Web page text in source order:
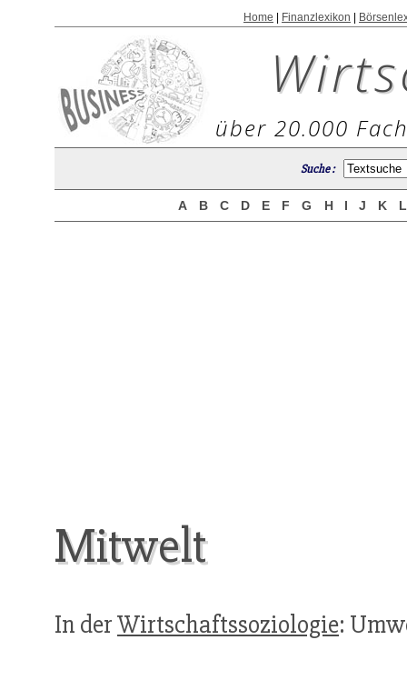
Home Finanzlexikon
über 20.000
Suche :
A B C D E F G H I J K
Mitwelt
In derWirtschaftssoziologie: